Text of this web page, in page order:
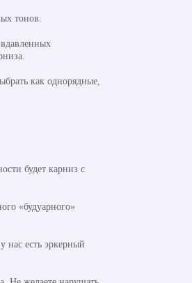
тонов.
как однорядные,
будет карниз с
«будуарного»
есть эркерный